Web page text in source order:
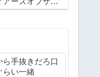
手抜きだろ口
らい一緒